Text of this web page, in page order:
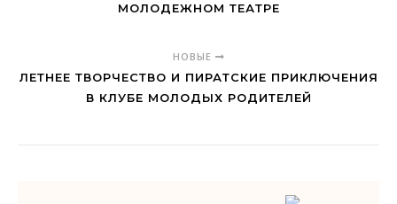
МОЛОДЕЖНОМ ТЕАТРЕ
НОВЫЕ
ЛЕТНЕЕ ТВОРЧЕСТВО И ПИРАТСКИЕ ПРИКЛЮЧЕНИЯ
В КЛУБЕ МОЛОДЫХ РОДИТЕЛЕЙ